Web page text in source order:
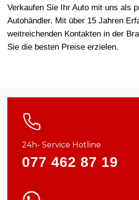
Verkaufen Sie Ihr Auto mit uns als
Autohändler. Mit über 15 Jahren
weitreichenden Kontakten in der
Sie die besten Preise erzielen.
24h- Service Hotline
077 462 87 19